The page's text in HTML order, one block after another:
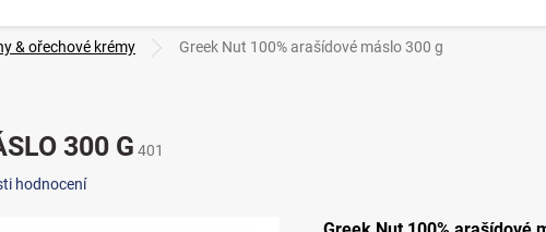
& ořechové krémy Greek Nut 100% arašídové máslo 300 g
300 G 401
hodnocení